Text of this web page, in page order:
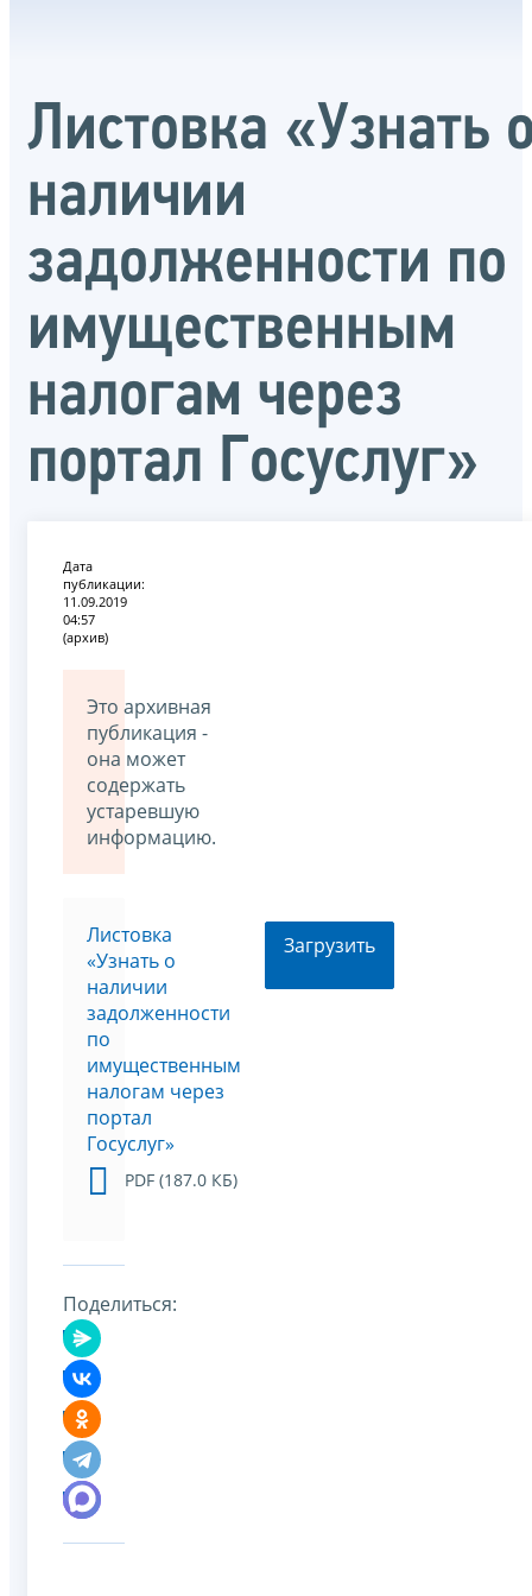
Листовка «Узнать
наличии
задолженности по
имущественным
налогам через
портал Госуслуг»
Дата
публикации:
11.09.2019
04:57
(архив)
Это архивная
публикация -
она может
содержать
устаревшую
информацию.
Листовка
«Узнать о
наличии
задолженности
по
имущественным
налогам через
портал
Госуслуг»
PDF (187.0 КБ)
Загрузить
Поделиться: